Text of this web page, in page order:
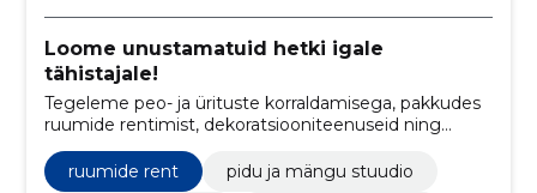
Loome unustamatuid hetki igale
tähistajale!
Tegeleme peo- ja ürituste korraldamisega, pakkudes
ruumide rentimist, dekoratsiooniteenuseid ning
masinad.
ruumide rent
pidu ja mängu stuudio